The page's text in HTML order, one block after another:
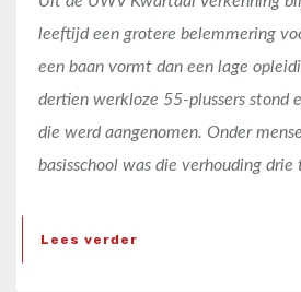
leeftijd een grotere belemmering
een baan vormt dan een lage
dertien werkloze 55-plussers stond
die werd aangenomen. Onder
basisschool was die verhouding drie
Lees verder